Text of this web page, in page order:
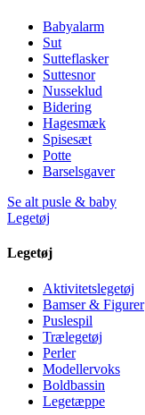
Babyalarm
Sut
Sutteflasker
Suttesnor
Nusseklud
Bidering
Hagesmæk
Spisesæt
Potte
Barselsgaver
Se alt pusle & baby
Legetøj
Legetøj
Aktivitetslegetøj
Bamser & Figurer
Puslespil
Trælegetøj
Perler
Modellervoks
Boldbassin
Legetæppe